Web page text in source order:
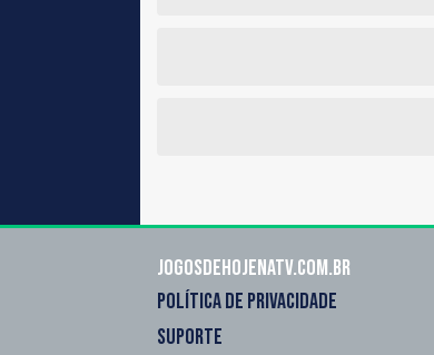
Jogosdehojenatv.com.br
POLÍTICA DE PRIVACIDADE
SUPORTE